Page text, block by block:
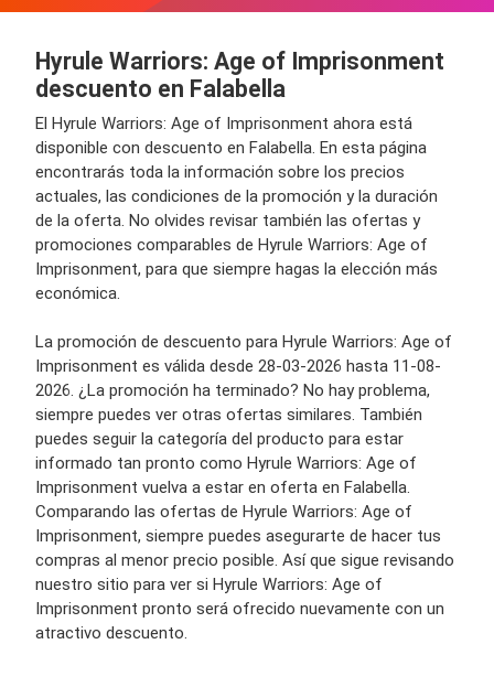
Hyrule Warriors: Age of Imprisonment
descuento en Falabella
El Hyrule Warriors: Age of Imprisonment ahora está
disponible con descuento en Falabella. En esta página
encontrarás toda la información sobre los precios
actuales, las condiciones de la promoción y la duración
de la oferta. No olvides revisar también las ofertas y
promociones comparables de Hyrule Warriors: Age of
Imprisonment, para que siempre hagas la elección más
económica.
La promoción de descuento para Hyrule Warriors: Age of
Imprisonment es válida desde 28-03-2026 hasta 11-08-
2026. ¿La promoción ha terminado? No hay problema,
siempre puedes ver otras ofertas similares. También
puedes seguir la categoría del producto para estar
informado tan pronto como Hyrule Warriors: Age of
Imprisonment vuelva a estar en oferta en Falabella.
Comparando las ofertas de Hyrule Warriors: Age of
Imprisonment, siempre puedes asegurarte de hacer tus
compras al menor precio posible. Así que sigue revisando
nuestro sitio para ver si Hyrule Warriors: Age of
Imprisonment pronto será ofrecido nuevamente con un
atractivo descuento.